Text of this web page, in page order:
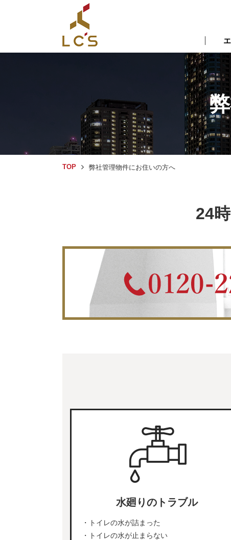
TOP 弊社管理物件にお住いの方へ
24
水廻りのトラブル
・トイレの水が詰まった
・トイレの水が止まらない